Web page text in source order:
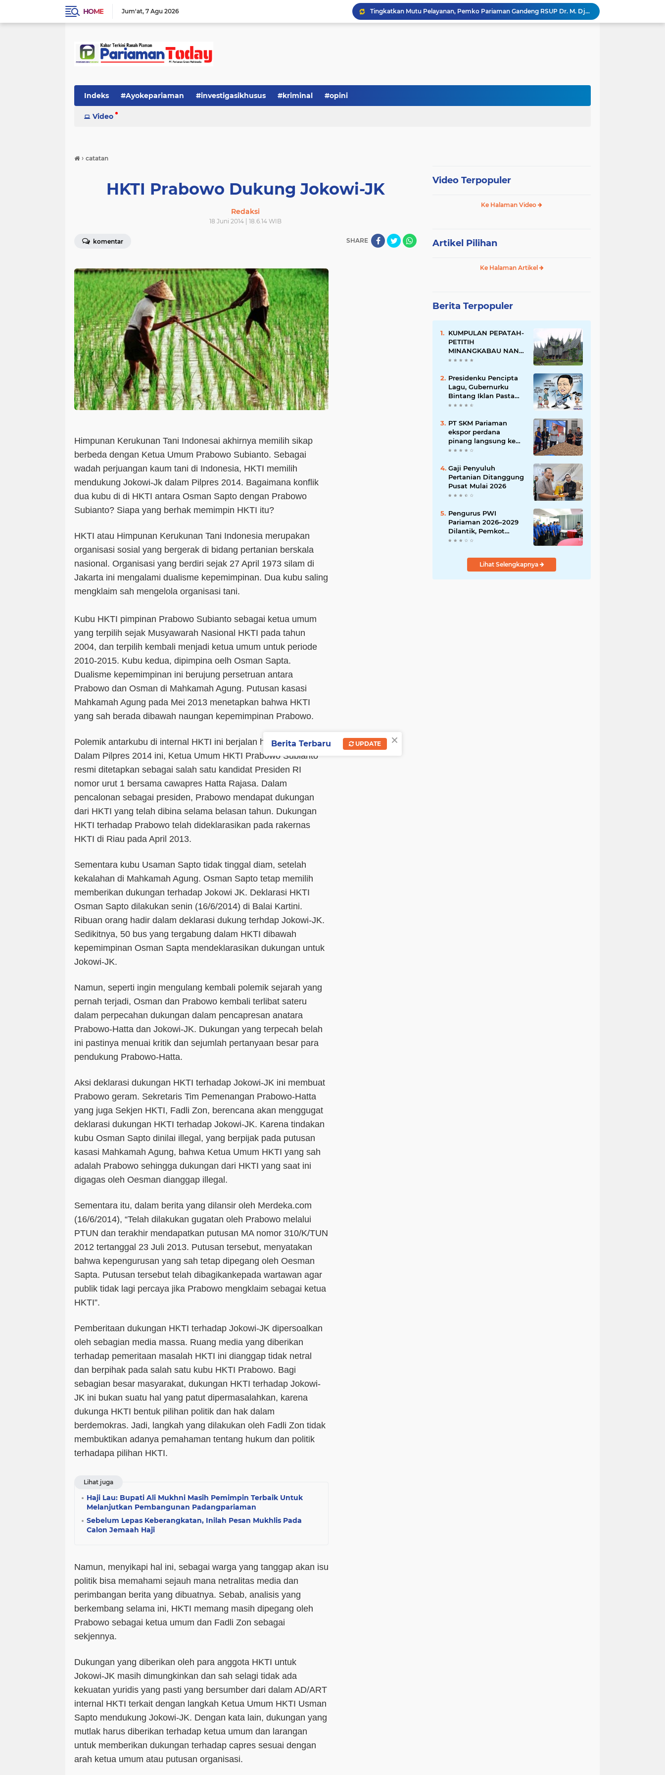
HOME Jum'at 7 Agu 2026
Tingkatkan Mutu Pelayanan, Pemko Pariaman Gandeng RSUP Dr. M. Djamil Padang
Serba-serbi: Tokoh Publik, Citra Publik
Pisah Sambut Kapolres, Yota Balad Tekankan Pentingnya Sinergi Jaga Kondusivitas Daerah
Indeks #Ayokepariaman #investigasikhusus #kriminal #opini
Video
› catatan
HKTI Prabowo Dukung Jokowi-JK
Redaksi
18 Juni 2014 | 18.6.14 WIB
komentar SHARE
Himpunan Kerukunan Tani Indonesai akhirnya memilih sikap
berbeda dengan Ketua Umum Prabowo Subianto. Sebagai
wadah perjuangan kaum tani di Indonesia, HKTI memilih
mendukung Jokowi-Jk dalam Pilpres 2014. Bagaimana konflik
dua kubu di di HKTI antara Osman Sapto dengan Prabowo
Subianto? Siapa yang berhak memimpin HKTI itu?
HKTI atau Himpunan Kerukunan Tani Indonesia merupakan
organisasi sosial yang bergerak di bidang pertanian berskala
nasional. Organisasi yang berdiri sejak 27 April 1973 silam di
Jakarta ini mengalami dualisme kepemimpinan. Dua kubu saling
mengklaim sah mengelola organisasi tani.
Kubu HKTI pimpinan Prabowo Subianto sebagai ketua umum
yang terpilih sejak Musyawarah Nasional HKTI pada tahun
2004, dan terpilih kembali menjadi ketua umum untuk periode
2010-2015. Kubu kedua, dipimpina oelh Osman Sapta.
Dualisme kepemimpinan ini berujung persetruan antara
Prabowo dan Osman di Mahkamah Agung. Putusan kasasi
Mahkamah Agung pada Mei 2013 menetapkan bahwa HKTI
yang sah berada dibawah naungan kepemimpinan Prabowo.
Polemik antarkubu di internal HKTI ini berjalan hingga kini.
Dalam Pilpres 2014 ini, Ketua Umum HKTI Prabowo Subianto
resmi ditetapkan sebagai salah satu kandidat Presiden RI
nomor urut 1 bersama cawapres Hatta Rajasa. Dalam
pencalonan sebagai presiden, Prabowo mendapat dukungan
dari HKTI yang telah dibina selama belasan tahun. Dukungan
HKTI terhadap Prabowo telah dideklarasikan pada rakernas
HKTI di Riau pada April 2013.
Sementara kubu Usaman Sapto tidak tinggal diam, setelah
kekalahan di Mahkamah Agung. Osman Sapto tetap memilih
memberikan dukungan terhadap Jokowi JK. Deklarasi HKTI
Osman Sapto dilakukan senin (16/6/2014) di Balai Kartini.
Ribuan orang hadir dalam deklarasi dukung terhdap Jokowi-JK.
Sedikitnya, 50 bus yang tergabung dalam HKTI dibawah
kepemimpinan Osman Sapta mendeklarasikan dukungan untuk
Jokowi-JK.
Namun, seperti ingin mengulang kembali polemik sejarah yang
pernah terjadi, Osman dan Prabowo kembali terlibat sateru
dalam perpecahan dukungan dalam pencapresan anatara
Prabowo-Hatta dan Jokowi-JK. Dukungan yang terpecah belah
ini pastinya menuai kritik dan sejumlah pertanyaan besar para
pendukung Prabowo-Hatta.
Aksi deklarasi dukungan HKTI terhadap Jokowi-JK ini membuat
Prabowo geram. Sekretaris Tim Pemenangan Prabowo-Hatta
yang juga Sekjen HKTI, Fadli Zon, berencana akan menggugat
deklarasi dukungan HKTI terhadap Jokowi-JK. Karena tindakan
kubu Osman Sapto dinilai illegal, yang berpijak pada putusan
kasasi Mahkamah Agung, bahwa Ketua Umum HKTI yang sah
adalah Prabowo sehingga dukungan dari HKTI yang saat ini
digagas oleh Oesman dianggap illegal.
Sementara itu, dalam berita yang dilansir oleh Merdeka.com
(16/6/2014), “Telah dilakukan gugatan oleh Prabowo melalui
PTUN dan terakhir mendapatkan putusan MA nomor 310/K/TUN
2012 tertanggal 23 Juli 2013. Putusan tersebut, menyatakan
bahwa kepengurusan yang sah tetap dipegang oleh Oesman
Sapta. Putusan tersebut telah dibagikankepada wartawan agar
publik tidak lagi percaya jika Prabowo mengklaim sebagai ketua
HKTI”.
Pemberitaan dukungan HKTI terhadap Jokowi-JK dipersoalkan
oleh sebagian media massa. Ruang media yang diberikan
terhadap pemeritaan masalah HKTI ini dianggap tidak netral
dan berpihak pada salah satu kubu HKTI Prabowo. Bagi
sebagian besar masyarakat, dukungan HKTI terhadap Jokowi-
JK ini bukan suatu hal yang patut dipermasalahkan, karena
dukunga HKTI bentuk pilihan politik dan hak dalam
berdemokras. Jadi, langkah yang dilakukan oleh Fadli Zon tidak
membuktikan adanya pemahaman tentang hukum dan politik
terhadapa pilihan HKTI.
Lihat juga
Haji Lau: Bupati Ali Mukhni Masih Pemimpin Terbaik Untuk
Melanjutkan Pembangunan Padangpariaman
Sebelum Lepas Keberangkatan, Inilah Pesan Mukhlis Pada
Calon Jemaah Haji
Namun, menyikapi hal ini, sebagai warga yang tanggap akan isu
politik bisa memahami sejauh mana netralitas media dan
perimbangan berita yang dibuatnya. Sebab, analisis yang
berkembang selama ini, HKTI memang masih dipegang oleh
Prabowo sebagai ketua umum dan Fadli Zon sebagai
sekjennya.
Dukungan yang diberikan oleh para anggota HKTI untuk
Jokowi-JK masih dimungkinkan dan sah selagi tidak ada
kekuatan yuridis yang pasti yang bersumber dari dalam AD/ART
internal HKTI terkait dengan langkah Ketua Umum HKTI Usman
Sapto mendukung Jokowi-JK. Dengan kata lain, dukungan yang
mutlak harus diberikan terhadap ketua umum dan larangan
untuk memberikan dukungan terhadap capres sesuai dengan
arah ketua umum atau putusan organisasi.
Video Terpopuler
Ke Halaman Video
Artikel Pilihan
Ke Halaman Artikel
Berita Terpopuler
KUMPULAN PEPATAH-
PETITIH
MINANGKABAU NAN
ELOK
Presidenku Pencipta
Lagu, Gubernurku
Bintang Iklan Pasta
Gigi
PT SKM Pariaman
ekspor perdana
pinang langsung ke
India
Gaji Penyuluh
Pertanian Ditanggung
Pusat Mulai 2026
Pengurus PWI
Pariaman 2026–2029
Dilantik, Pemkot
Tekankan Sinergi dan
Lihat Selengkapnya
×
Berita Terbaru UPDATE